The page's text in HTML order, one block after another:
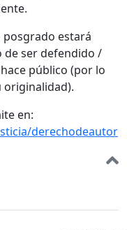
estará
de ser defendido /
público (por lo
originalidad).
en:
derechodeautor